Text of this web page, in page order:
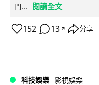
門...
閱讀全文
152 13 ↗ 分享
科技娛樂 影視娛樂